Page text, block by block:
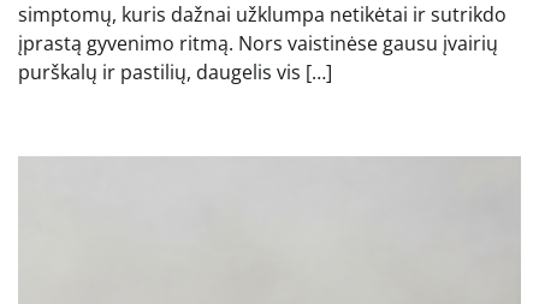
simptomų, kuris dažnai užklumpa netikėtai ir sutrikdo
įprastą gyvenimo ritmą. Nors vaistinėse gausu įvairių
purškalų ir pastilių, daugelis vis […]